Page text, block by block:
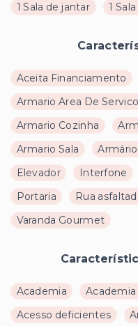
1 Sala de jantar
1
Aceita Financiamento
Armario Area De Servico
Armario Cozinha
Armario Sala
Elevador
Interfone
Portaria
Rua
Varanda Gourmet
Academia
Acesso deficientes